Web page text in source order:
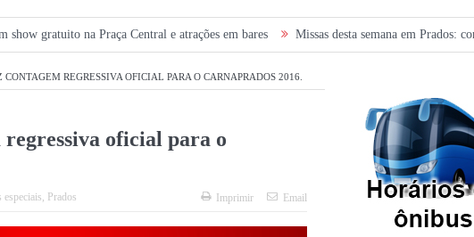
na Praça Central e atrações em bares Missas desta semana em Prados: confira a
CONTAGEM REGRESSIVA OFICIAL PARA O CARNAPRADOS 2016.
oficial para o
especiais, Prados Imprimir Email